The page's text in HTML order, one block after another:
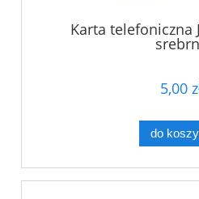
Karta telefoniczna
5,00
do